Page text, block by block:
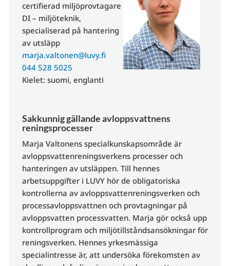
certifierad miljöprovtagare
DI – miljöteknik,
specialiserad på hantering
av utsläpp
marja.valtonen@luvy.fi
044 528 5025
Kielet: suomi, englanti
Sakkunnig gällande avloppsvattnens
reningsprocesser
Marja Valtonens specialkunskapsområde är
avloppsvattenreningsverkens processer och
hanteringen av utsläppen. Till hennes
arbetsuppgifter i LUVY hör de obligatoriska
kontrollerna av avloppsvattenreningsverken och
processavloppsvattnen och provtagningar på
avloppsvatten processvatten. Marja gör också upp
kontrollprogram och miljötillståndsansökningar för
reningsverken. Hennes yrkesmässiga
specialintresse är, att undersöka förekomsten av